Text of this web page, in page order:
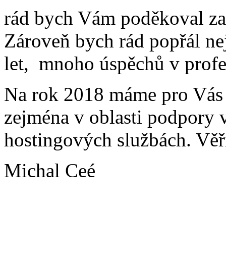
rád bych Vám poděkoval
Zároveň bych rád popřál
let, mnoho úspěchů v
Na rok 2018 máme pro
zejména v oblasti podpory
hostingových službách.
Michal Ceé